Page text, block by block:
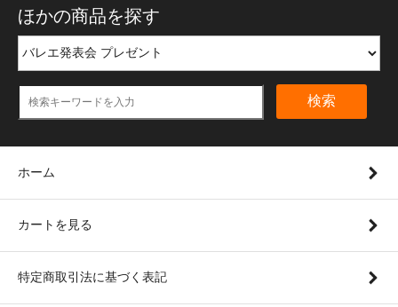
ほかの商品を探す
検索
ホーム
カートを見る
特定商取引法に基づく表記